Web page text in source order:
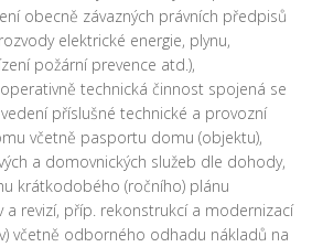
obecně závazných právních předpisů
elektrické energie, plynu,
požární prevence atd.),
technická činnost spojená se
příslušné technické a provozní
včetně pasportu domu (objektu),
a domovnických služeb dle dohody,
krátkodobého (ročního) plánu
a revizí, příp. rekonstrukcí a modernizací
včetně odborného odhadu nákladů na